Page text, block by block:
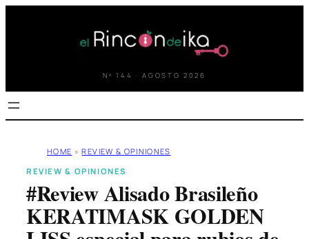
Nº 144 · AGOSTO 2026
HOME » REVIEW & OPINIONES
REVIEW & OPINIONES
#Review Alisado Brasileño
KERATIMASK GOLDEN